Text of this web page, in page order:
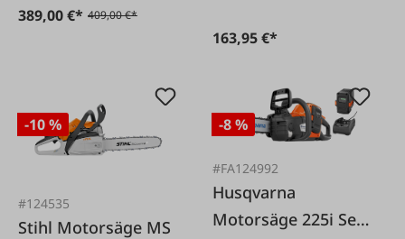
389,00 €* 409,00 €*
163,95 €*
-10 %
#124535
Stihl Motorsäge MS
-8 %
#FA124992
Husqvarna
Motorsäge 225i Set